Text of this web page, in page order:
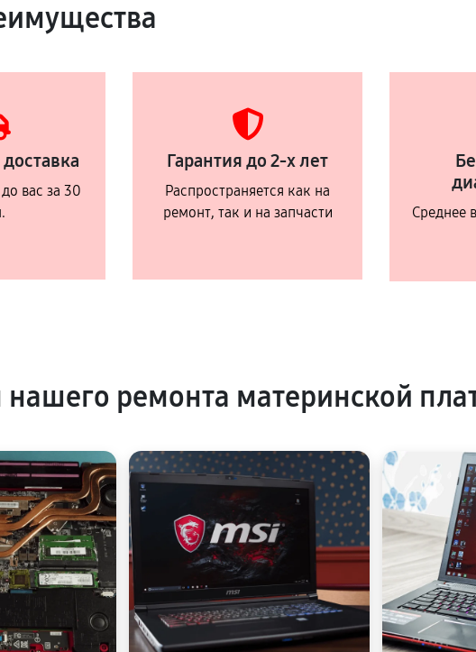
вас за 30
Гарантия до 2-х лет
Распространяется как на
ремонт, так и на запчасти
Среднее
ремонта материнской